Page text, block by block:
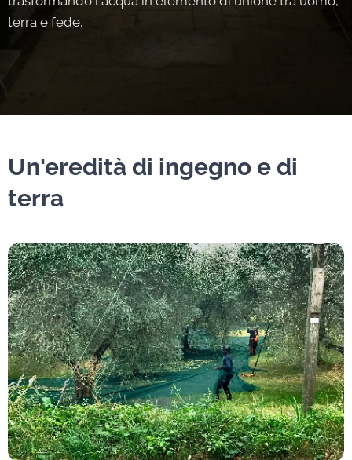
terra e fede.
Un'eredità di ingegno e di
terra